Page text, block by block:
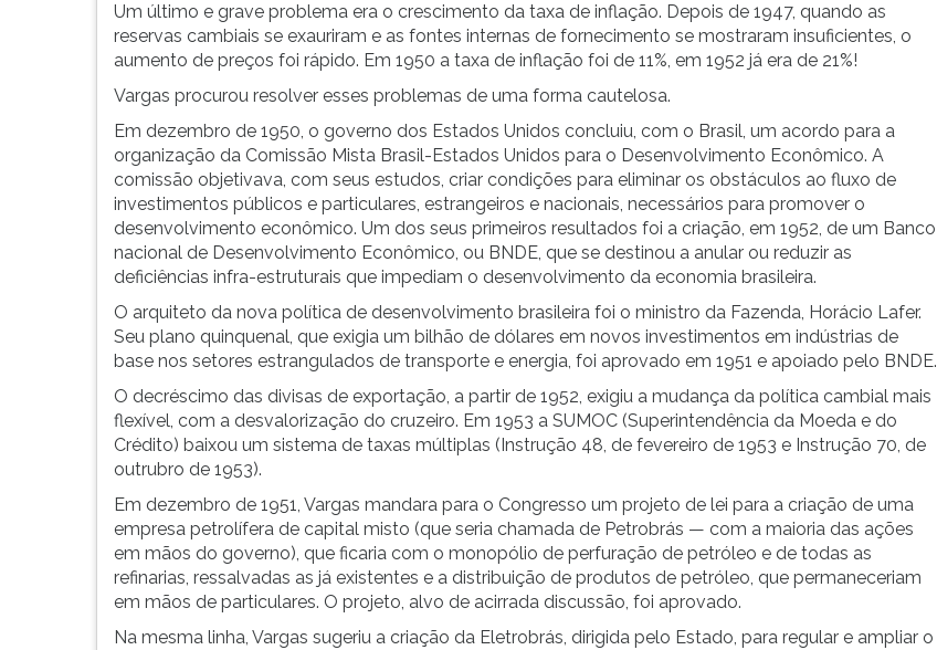
Um último e grave problema era o crescimento da taxa de inflação. Depois de 1947, quando as
reservas cambiais se exauriram e as fontes internas de fornecimento se mostraram insuficientes, o
aumento de preços foi rápido. Em 1950 a taxa de inflação foi de 11%, em 1952 já era de 21%!
Vargas procurou resolver esses problemas de uma forma cautelosa.
Em dezembro de 1950, o governo dos Estados Unidos concluiu, com o Brasil, um acordo para a
organização da Comissão Mista Brasil-Estados Unidos para o Desenvolvimento Econômico. A
comissão objetivava, com seus estudos, criar condições para eliminar os obstáculos ao fluxo de
investimentos públicos e particulares, estrangeiros e nacionais, necessários para promover o
desenvolvimento econômico. Um dos seus primeiros resultados foi a criação, em 1952, de um Banco
nacional de Desenvolvimento Econômico, ou BNDE, que se destinou a anular ou reduzir as
deficiências infra-estruturais que impediam o desenvolvimento da economia brasileira.
O arquiteto da nova política de desenvolvimento brasileira foi o ministro da Fazenda, Horácio Lafer.
Seu plano quinquenal, que exigia um bilhão de dólares em novos investimentos em indústrias de
base nos setores estrangulados de transporte e energia, foi aprovado em 1951 e apoiado pelo BNDE.
O decréscimo das divisas de exportação, a partir de 1952, exigiu a mudança da política cambial mais
flexível, com a desvalorização do cruzeiro. Em 1953 a SUMOC (Superintendência da Moeda e do
Crédito) baixou um sistema de taxas múltiplas (Instrução 48, de fevereiro de 1953 e Instrução 70, de
outrubro de 1953).
Em dezembro de 1951, Vargas mandara para o Congresso um projeto de lei para a criação de uma
empresa petrolífera de capital misto (que seria chamada de Petrobrás — com a maioria das ações
em mãos do governo), que ficaria com o monopólio de perfuração de petróleo e de todas as
refinarias, ressalvadas as já existentes e a distribuição de produtos de petróleo, que permaneceriam
em mãos de particulares. O projeto, alvo de acirrada discussão, foi aprovado.
Na mesma linha, Vargas sugeriu a criação da Eletrobrás, dirigida pelo Estado, para regular e ampliar o